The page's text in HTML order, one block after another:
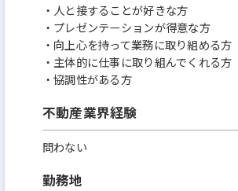
・人と接することが好きな方
・プレゼンテーションが得意な方
・向上心を持って業務に取り組める方
・主体的に仕事に取り組んでくれる方
・協調性がある方
不動産業界経験
問わない
勤務地